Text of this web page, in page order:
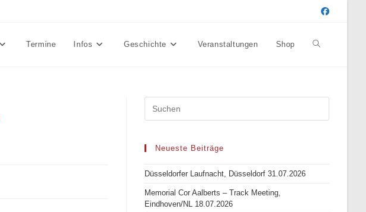
Termine Infos Geschichte Veranstaltungen Shop Website-
Neueste Beiträge
Düsseldorfer Laufnacht, Düsseldorf 31.07.2026
Memorial Cor Aalberts – Track Meeting,
Eindhoven/NL 18.07.2026